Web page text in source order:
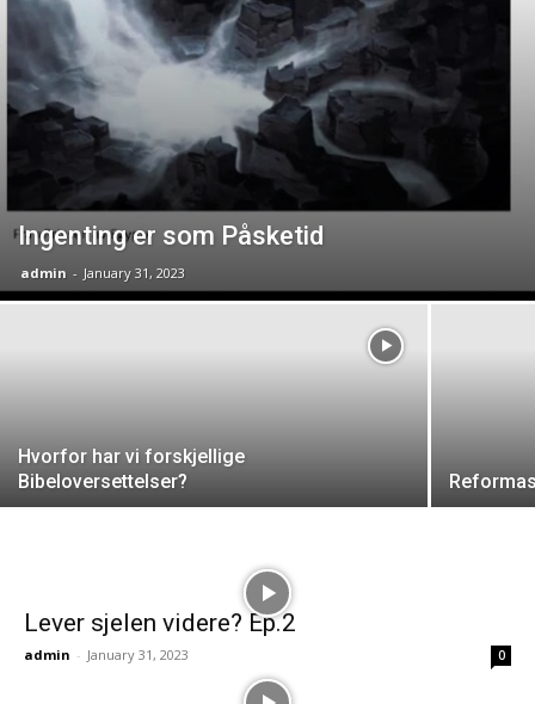
Ingenting er som Påsketid
admin - January 31, 2023
Hvorfor har vi forskjellige
Bibeloversettelser?
Lever sjelen videre? Ep.2
admin - January 31, 2023 0